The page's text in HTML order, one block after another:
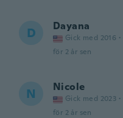
D Dayana
Gick med 2016 ·
för 2 år sen
N Nicole
Gick med 2023 ·
för 2 år sen